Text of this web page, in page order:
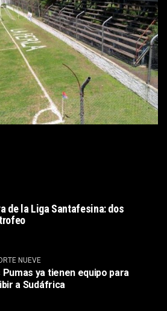
de la Liga Santafesina: dos
NUEVE
Pumas ya tienen equipo para
a Sudáfrica